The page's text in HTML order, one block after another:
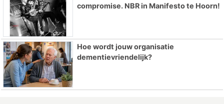
compromise. NBR in Manifesto te Hoorn!
Hoe wordt jouw organisatie
dementievriendelijk?